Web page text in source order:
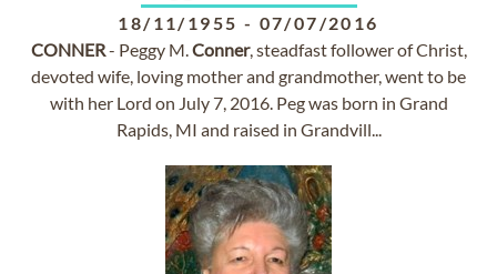
18/11/1955 - 07/07/2016
CONNER- Peggy M.Conner, steadfast follower of Christ,
devoted wife, loving mother and grandmother, went to be
with her Lord on July 7, 2016. Peg was born in Grand
Rapids, MI and raised in Grandvill...